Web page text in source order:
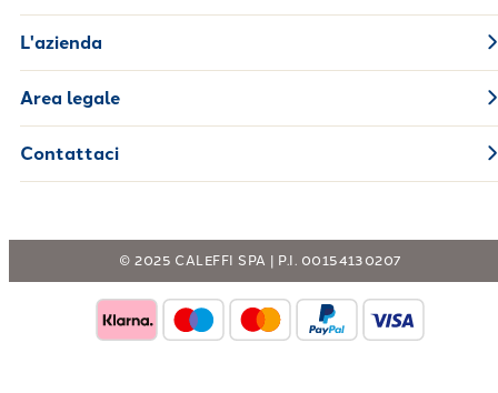
L'azienda
Area legale
Contattaci
© 2025 CALEFFI SPA | P.I. 00154130207